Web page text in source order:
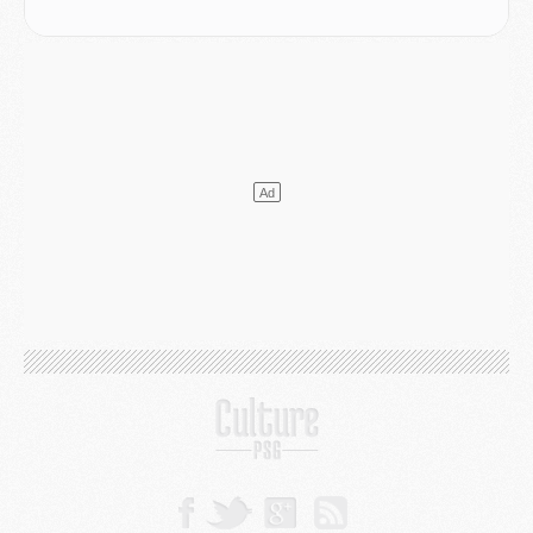
- [MAJ] Le PSG a fait une grosse offre à Parme pour Suzuki
Mercato- L'agent de Mika Godts confirme un accord avec le PSG
Club- Quels numéros de maillot pour Akliouche et Digne au PSG ?
- Un hommage prévu lors de Brest/PSG
- Le PSG et le Barça ont rendez-vous pour Ferran Torres
- Guéla Doué dans les listes du PSG